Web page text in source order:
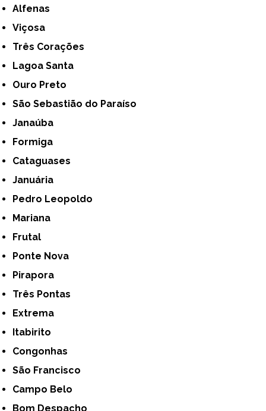
Alfenas
Viçosa
Três Corações
Lagoa Santa
Ouro Preto
São Sebastião do Paraíso
Janaúba
Formiga
Cataguases
Januária
Pedro Leopoldo
Mariana
Frutal
Ponte Nova
Pirapora
Três Pontas
Extrema
Itabirito
Congonhas
São Francisco
Campo Belo
Bom Despacho